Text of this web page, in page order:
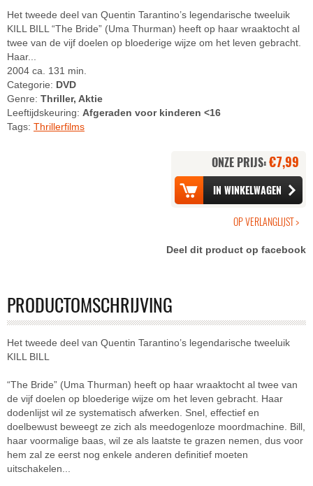
Het tweede deel van Quentin Tarantino’s legendarische tweeluik
KILL BILL “The Bride” (Uma Thurman) heeft op haar wraaktocht al
twee van de vijf doelen op bloederige wijze om het leven gebracht.
Haar...
2004 ca. 131 min.
Categorie: DVD
Genre: Thriller, Aktie
Leeftijdskeuring: Afgeraden voor kinderen <16
Tags: Thrillerfilms
ONZE PRIJS:€7,99
Deel dit product op facebook
PRODUCTOMSCHRIJVING
Het tweede deel van Quentin Tarantino’s legendarische tweeluik
KILL BILL
“The Bride” (Uma Thurman) heeft op haar wraaktocht al twee van
de vijf doelen op bloederige wijze om het leven gebracht. Haar
dodenlijst wil ze systematisch afwerken. Snel, effectief en
doelbewust beweegt ze zich als meedogenloze moordmachine. Bill,
haar voormalige baas, wil ze als laatste te grazen nemen, dus voor
hem zal ze eerst nog enkele anderen definitief moeten
uitschakelen...